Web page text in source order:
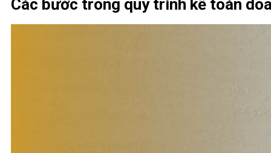
Các bước trong quy trình kế toán